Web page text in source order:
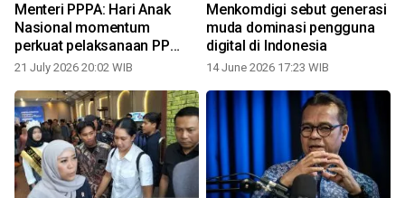
Menteri PPPA: Hari Anak
Nasional momentum
perkuat pelaksanaan PP
Tunas
21 July 2026 20:02 WIB
Menkomdigi sebut generasi
muda dominasi pengguna
digital di Indonesia
14 June 2026 17:23 WIB